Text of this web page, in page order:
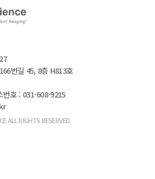
에
수 있어서 생리학적 조건
장착되어 있어서 다양한
Zebrafish embryo 등
들에 대해서 부드러
용하여 샘플들의 생존력을
3차원 이미징을 할 수 있
번길 45, 8층 H813호
번호 : 031-608-9215
ALL RIGHTS RESERVED.